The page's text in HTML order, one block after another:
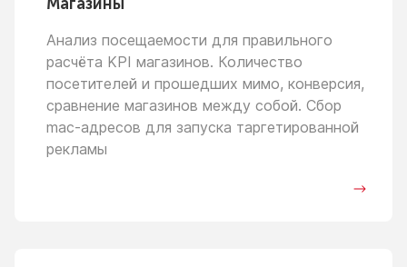
Анализ посещаемости для правильного
расчёта KPI магазинов. Количество
посетителей и прошедших мимо, конверсия,
сравнение магазинов между собой. Сбор
mac-адресов для запуска таргетированной
рекламы